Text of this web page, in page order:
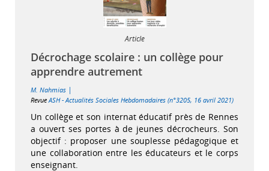
Article
Décrochage scolaire : un collège pour
apprendre autrement
M. Nahmias |
Revue ASH - Actualités Sociales Hebdomadaires (n°3205, 16 avril 2021)
Un collège et son internat éducatif près de Rennes
a ouvert ses portes à de jeunes décrocheurs. Son
objectif : proposer une souplesse pédagogique et
une collaboration entre les éducateurs et le corps
enseignant.